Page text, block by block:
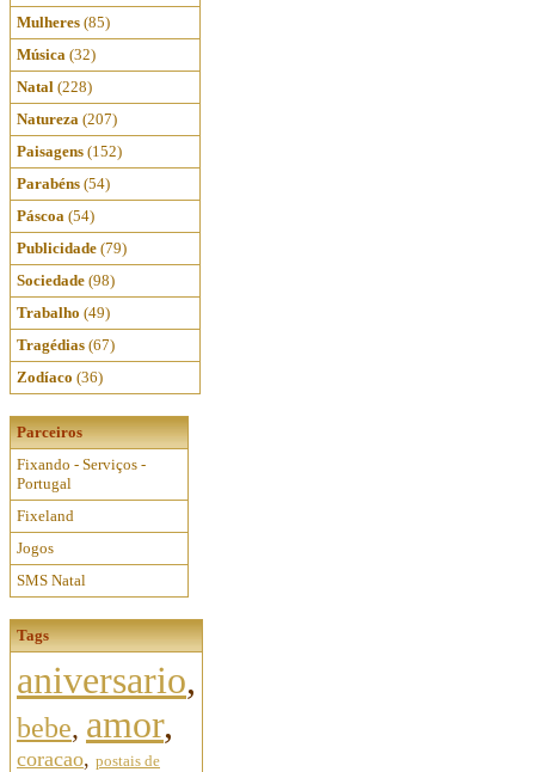
Mulheres (85)
Música (32)
Natal (228)
Natureza (207)
Paisagens (152)
Parabéns (54)
Páscoa (54)
Publicidade (79)
Sociedade (98)
Trabalho (49)
Tragédias (67)
Zodíaco (36)
Parceiros
Fixando - Serviços -
Portugal
Fixeland
Jogos
SMS Natal
Tags
aniversario,
bebe, amor,
coracao, postais de